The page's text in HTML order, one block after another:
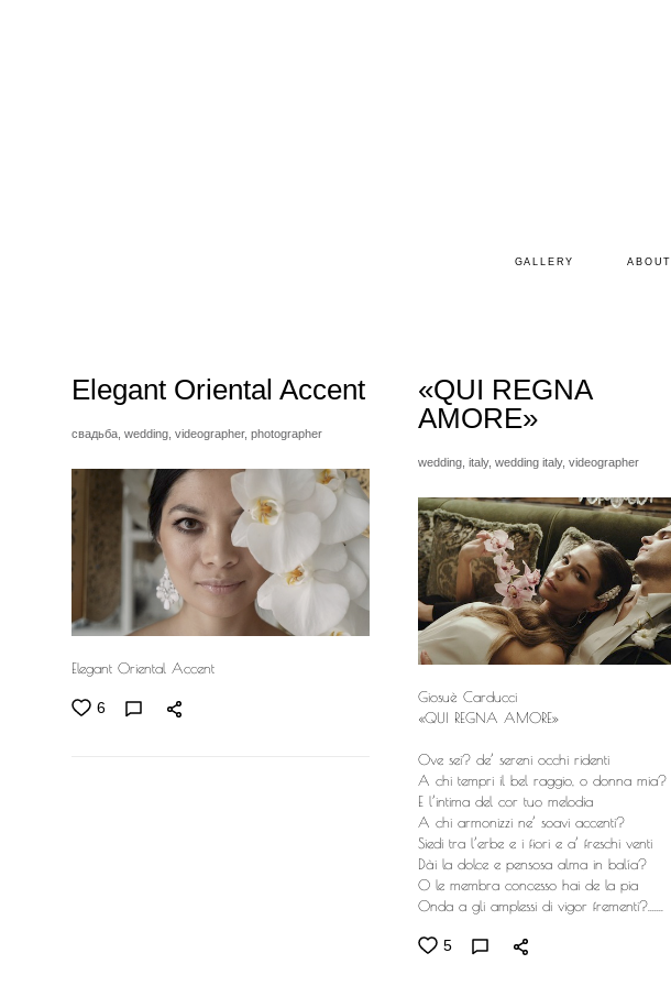
GALLERY ABOUT
Elegant Oriental Accent
свадьба, wedding, videographer, photographer
Elegant Oriental Accent
6
«QUI REGNA
AMORE»
wedding, italy, wedding italy, videographer
Giosuè Carducci
«QUI REGNA AMORE»
Ove sei? de’ sereni occhi ridenti
A chi tempri il bel raggio, o donna mia?
E l’intima del cor tuo melodia
A chi armonizzi ne’ soavi accenti?
Siedi tra l’erbe e i fiori e a’ freschi venti
Dài la dolce e pensosa alma in balía?
O le membra concesso hai de la pia
Onda a gli amplessi di vigor frementi?.......
5